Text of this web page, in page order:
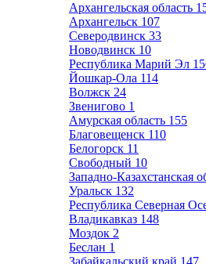
Архангельская область
Архангельск 107
Северодвинск 33
Новодвинск 10
Республика Марий Эл
Йошкар-Ола 114
Волжск 24
Звенигово 1
Амурская область 155
Благовещенск 110
Белогорск 11
Свободный 10
Западно-Казахстанская
Уральск 132
Республика Северная
Владикавказ 148
Моздок 2
Беслан 1
Забайкальский край 147